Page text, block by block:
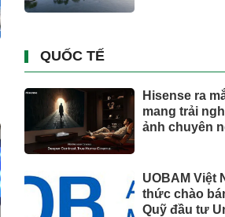
QUỐC TẾ
Hisense ra
mang trải
ảnh chuyên
UOBAM Việt
thức chào
Quỹ đầu tư